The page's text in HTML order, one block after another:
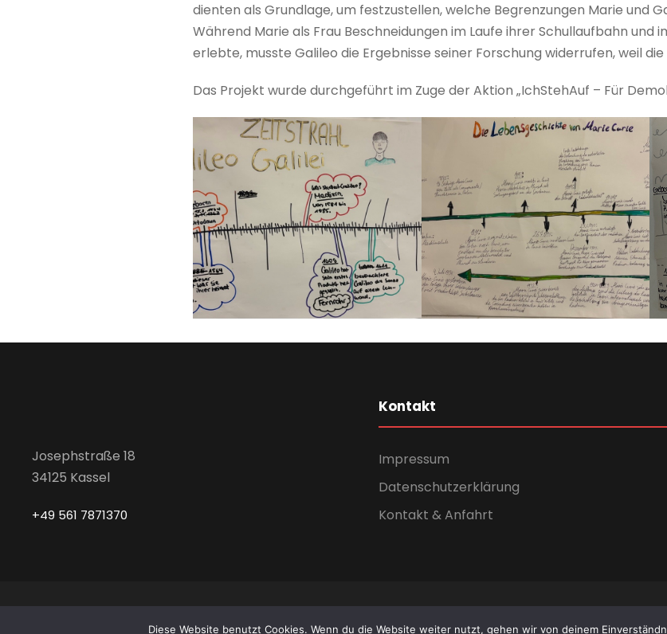
dienten als Grundlage, um festzustellen, welche Begrenzungen Marie und
Während Marie als Frau Beschneidungen im Laufe ihrer Schullaufbahn und
erlebte, musste Galileo die Ergebnisse seiner Forschung widerrufen, weil
Das Projekt wurde durchgeführt im Zuge der Aktion „IchStehAuf – Für
Josephstraße 18
34125 Kassel
+49 561 7871370
Kontakt
Impressum
Datenschutzerklärung
Kontakt & Anfahrt
Copyright - Alle Rechte vorbehalten 2026 - Carl-
Diese Website benutzt Cookies. Wenn du die Website weiter nutzt, gehen wir von deinem